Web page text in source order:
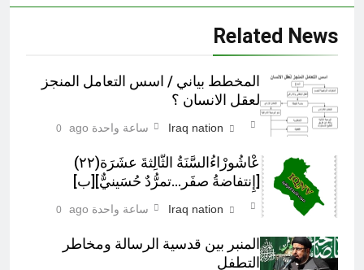
Related News
المخطط بياني / اسس التعامل المنجز
لعقل الانسان ؟
Iraq nation ساعة واحدة ago 0
عْاشُورْاءُالسَّنَةُ الثَّالِثةَ عشَرَة(٢٢)
[إِنتفاضةُ صفَر…تمرُّدٌ حُسَينيٌّ][ب]
Iraq nation ساعة واحدة ago 0
المنبر بين قدسية الرسالة ومخاطر
التطفل